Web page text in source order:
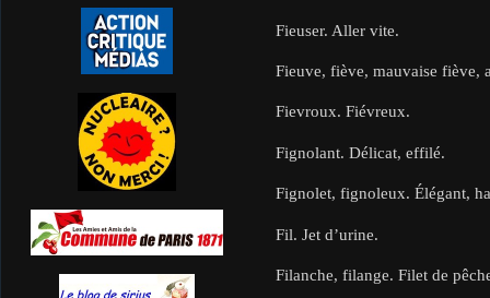
Fieuser. Aller vite.
Fieuve, fiève, mauvaise fiève,
Fievroux. Fiévreux.
Fignolant. Délicat, effilé.
Fignolet, fignoleux. Élégant,
Fil. Jet d’urine.
Filanche, filange. Filet de